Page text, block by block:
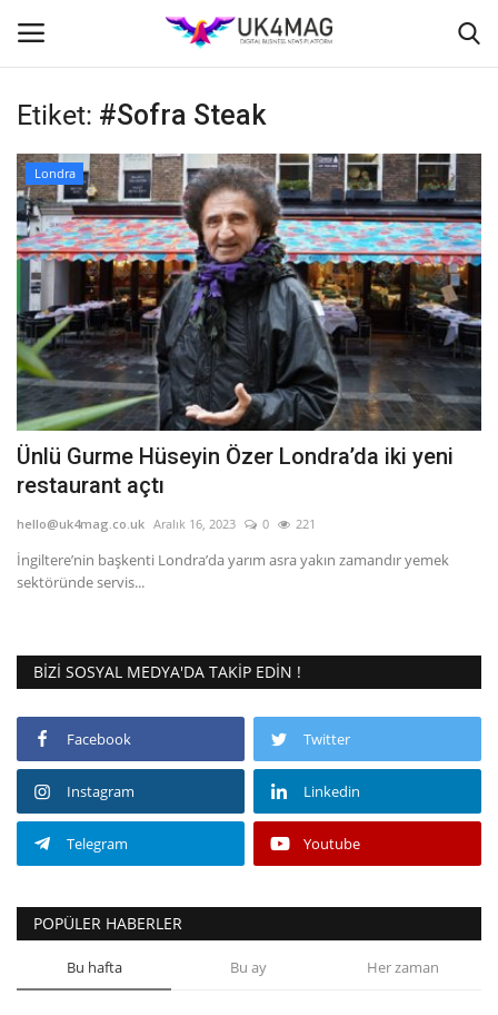
Giriş yapmak Kayıt ol
Ana Sayfa
TVNET
TOPLUM
İş Platformu
Londra
İş İlanları
Seri İlanlar
İngiltere
Videolar
Kültür - Sanat
Firma Rehberi
Restoranlar
Sağlık
Etiket: #Sofra Steak
Londra
Ünlü Gurme Hüseyin Özer Londra’da iki yeni
restaurant açtı
hello@uk4mag.co.uk Aralık 16, 2023 0 221
İngiltere’nin başkenti Londra’da yarım asra yakın zamandır yemek
sektöründe servis...
BIZI SOSYAL MEDYA'DA TAKIP EDIN !
Facebook Twitter
Instagram Linkedin
Telegram Youtube
POPÜLER HABERLER
Bu hafta Bu ay Her zaman